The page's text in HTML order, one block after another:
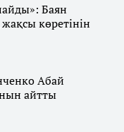
Баян
көретінін
Абай
айтты